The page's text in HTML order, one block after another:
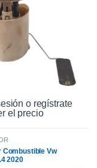
o regístrate
el precio
Combustible Vw
2020